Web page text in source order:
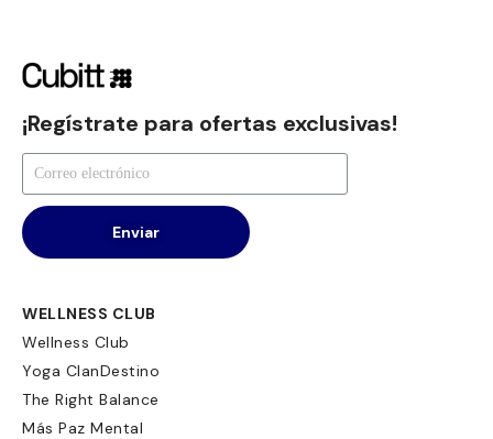
¡Regístrate para ofertas exclusivas!
Enviar
WELLNESS CLUB
Wellness Club
Yoga ClanDestino
The Right Balance
Más Paz Mental